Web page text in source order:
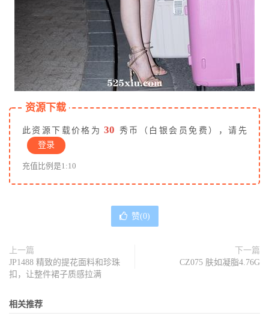
资源下载
此资源下载价格为 30 秀币（白银会员免费），请先
登录
充值比例是1:10
赞(0)
上一篇
JP1488 精致的提花面料和珍珠
扣，让整件裙子质感拉满
下一篇
CZ075 肤如凝脂4.76G
相关推荐